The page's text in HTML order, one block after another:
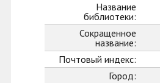
Название
библиотеки:
Сокращенное
название:
Почтовый индекс:
Город: